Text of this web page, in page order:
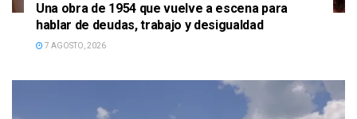
Una obra de 1954 que vuelve a escena para
hablar de deudas, trabajo y desigualdad
7 AGOSTO, 2026